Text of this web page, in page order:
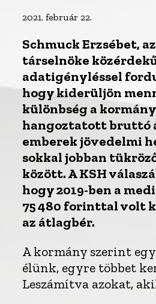
2021. február 22.
Schmuck Erzsébet,
társelnöke
adatigényléssel
hogy kiderüljön
különbség a
hangoztatott bruttó
emberek jövedelmi
sokkal jobban
között. A KSH
hogy 2019-ben a
75 480 forinttal volt
az átlagbér.
A kormány szerint
élünk, egyre többet
Leszámítva azokat,